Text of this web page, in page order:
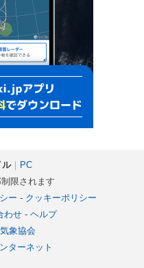
ル｜
PC
限されます
ー - クッキーポリシー
わせ- ヘルプ
象協会
ターネット